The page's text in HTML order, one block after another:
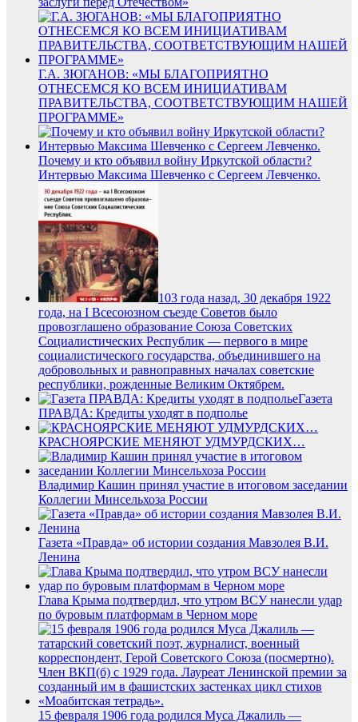
Г.А. ЗЮГАНОВ: «МЫ БЛАГОПРИЯТНО
ОТНЕСЕМСЯ КО ВСЕМ ИНИЦИАТИВАМ
ПРАВИТЕЛЬСТВА, СООТВЕТСТВУЮЩИМ НАШЕЙ
ПРОГРАММЕ»
Почему и кто объявил войну Иркутской области?
Интервью Максима Шевченко с Сергеем Левченко.
103 года назад, 30 декабря 1922
года, на I Всесоюзном съезде Советов было
провозглашено образование Союза Советских
Социалистических Республик — первого в мире
социалистического государства, объединившего на
добровольных и равноправных началах советские
республики, рожденные Великим Октябрем.
Газета
ПРАВДА: Кредиты уходят в подполье
КРАСНОЯРСКИЕ МЕНЯЮТ УДМУРДСКИХ…
Владимир Кашин принял участие в итоговом заседании
Коллегии Минсельхоза России
Газета «Правда» об истории создания Мавзолея В.И.
Ленина
Глава Крыма подтвердил, что утром ВСУ нанесли удар
по буровым платформам в Черном море
15 февраля 1906 года родился Муса Джалиль —